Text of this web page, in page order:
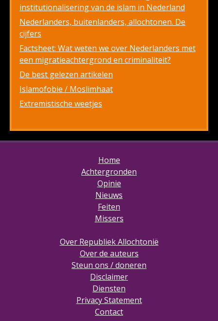
institutionalisering van de islam in Nederland
Nederlanders, buitenlanders, allochtonen. De
cijfers
Factsheet: Wat weten we over Nederlanders met
een migratieachtergrond en criminaliteit?
De best gelezen artikelen
Islamofobie / Moslimhaat
Extremistische weetjes
Home
Achtergronden
Opinie
Nieuws
Feiten
Missers
Over Republiek Allochtonië
Over de auteurs
Steun ons / doneren
Disclaimer
Diensten
Privacy Statement
Contact